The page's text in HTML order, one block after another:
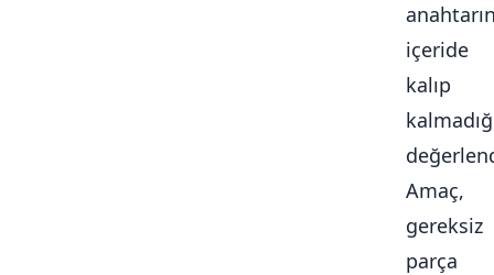
içeride
kalıp
Amaç,
gereksiz
parça